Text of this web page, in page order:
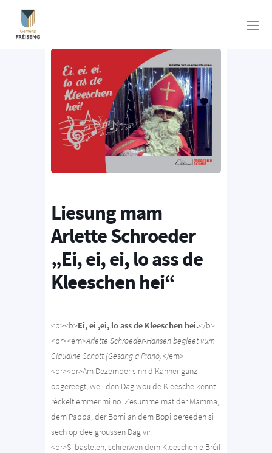
Liesung mam
Arlette Schroeder
„Ei, ei, ei, lo ass de
Kleeschen hei“
<p><b>Ei, ei ,ei, lo ass de Kleeschen hei.</b>
<br><em>Arlette Schroeder-Hansen begleet vum
Claudine Schott (Gesang a Piano)</em>
<br><br>Am Dezember sinn d’Kanner ganz
opgereegt, well den Dag wou de Kleesche kënnt
réckelt ëmmer mi no. Zesumme mat der Mamma,
dem Pappa, der Bomi an dem Bopi bereeden si
sech op dee groussen Dag vir.
<br>Si bastelen, schreiwen dem Kleeschen e Bréif